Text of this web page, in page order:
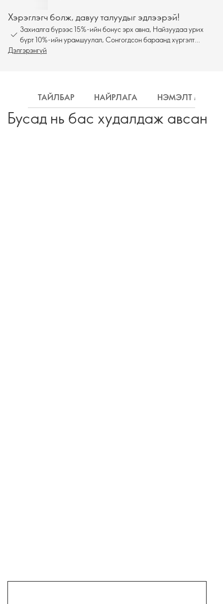
Хэрэглэгч болж, давуу талуудыг эдлээрэй!
Захиалга бүрээс 15%-ийн бонус эрх авна, Найзуудаа урих
бүрт 10%-ийн урамшуулал, Сонгогдсон бараанд хүргэлт
үнэгүй
Дэлгэрэнгүй
ТАЙЛБАР НАЙРЛАГА НЭМЭЛТ
Бусад нь бас худалдаж авсан